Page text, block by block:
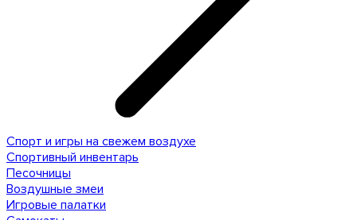
Спорт и игры на свежем воздухе
Спортивный инвентарь
Песочницы
Воздушные змеи
Игровые палатки